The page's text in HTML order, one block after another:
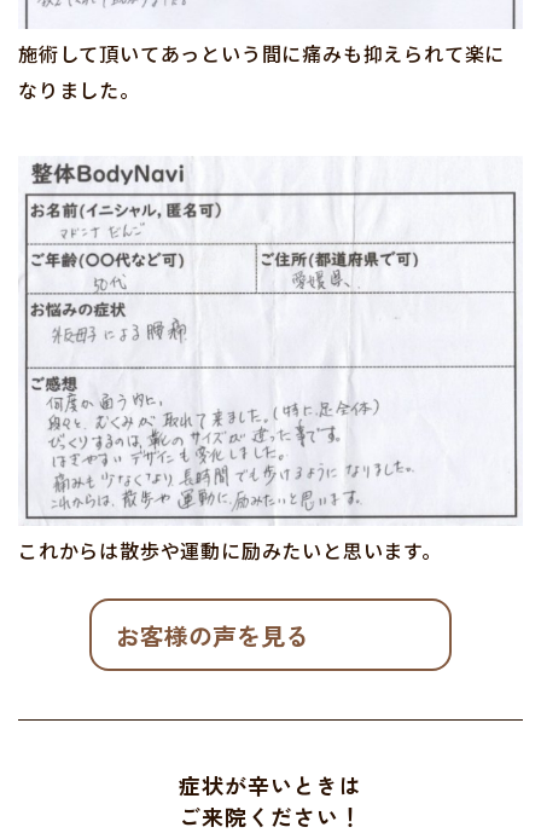
施術して頂いてあっという間に痛みも抑えられて楽に
なりました。
これからは散歩や運動に励みたいと思います。
お客様の声を見る
症状が辛いときは
ご来院ください！